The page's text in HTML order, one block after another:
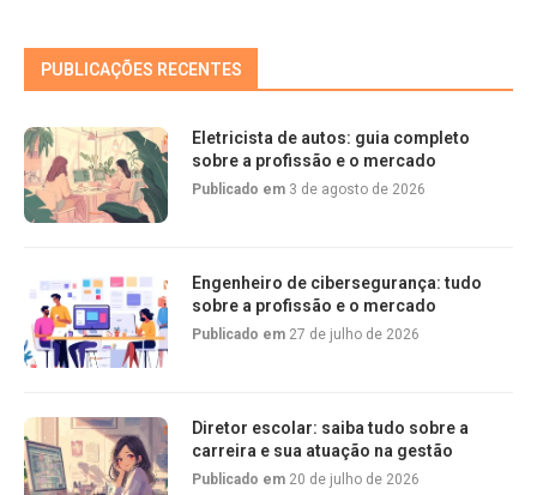
PUBLICAÇÕES RECENTES
Eletricista de autos: guia completo
sobre a profissão e o mercado
Publicado em 3 de agosto de 2026
Engenheiro de cibersegurança: tudo
sobre a profissão e o mercado
Publicado em 27 de julho de 2026
Diretor escolar: saiba tudo sobre a
carreira e sua atuação na gestão
Publicado em 20 de julho de 2026